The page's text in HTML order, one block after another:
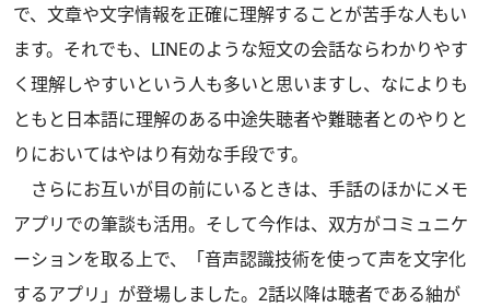
で、文章や文字情報を正確に理解することが苦手な人もい
ます。それでも、LINEのような短文の会話ならわかりやす
く理解しやすいという人も多いと思いますし、なによりも
ともと日本語に理解のある中途失聴者や難聴者とのやりと
りにおいてはやはり有効な手段です。
さらにお互いが目の前にいるときは、手話のほかにメモ
アプリでの筆談も活用。そして今作は、双方がコミュニケ
ーションを取る上で、「音声認識技術を使って声を文字化
するアプリ」が登場しました。2話以降は聴者である紬が